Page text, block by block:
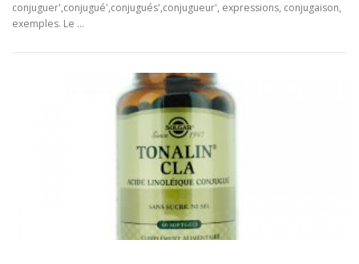
conjuguer',conjugué',conjugués',conjugueur', expressions, conjugaison,
exemples. Le …